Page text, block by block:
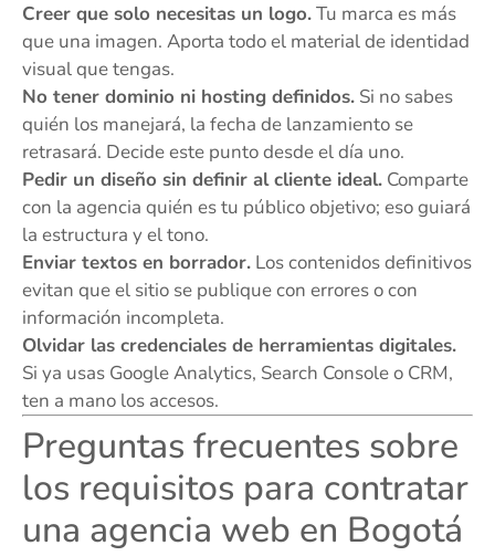
Creer que solo necesitas un logo.Tu marca es más
que una imagen. Aporta todo el material de identidad
visual que tengas.
No tener dominio ni hosting definidos. Si no sabes
quién los manejará, la fecha de lanzamiento se
retrasará. Decide este punto desde el día uno.
Pedir un diseño sin definir al cliente ideal. Comparte
con la agencia quién es tu público objetivo; eso guiará
la estructura y el tono.
Enviar textos en borrador. Los contenidos definitivos
evitan que el sitio se publique con errores o con
información incompleta.
Olvidar las credenciales de herramientas digitales.
Si ya usas Google Analytics, Search Console o CRM,
ten a mano los accesos.
Preguntas frecuentes sobre
los requisitos para contratar
una agencia web en Bogotá